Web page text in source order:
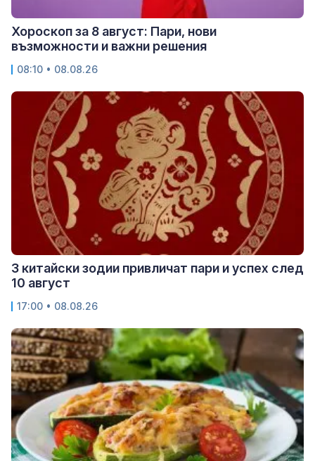
Хороскоп за 8 август: Пари, нови
възможности и важни решения
08:10 • 08.08.26
3 китайски зодии привличат пари и успех след
10 август
17:00 • 08.08.26